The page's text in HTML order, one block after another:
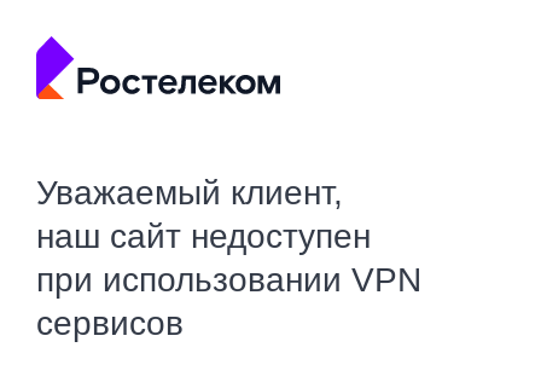
Уважаемый клиент,
наш сайт недоступен
при использовании VPN
сервисов